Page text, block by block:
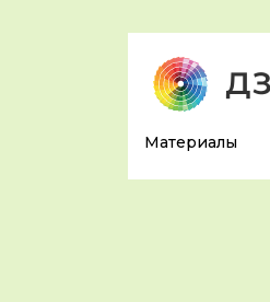
Материалы